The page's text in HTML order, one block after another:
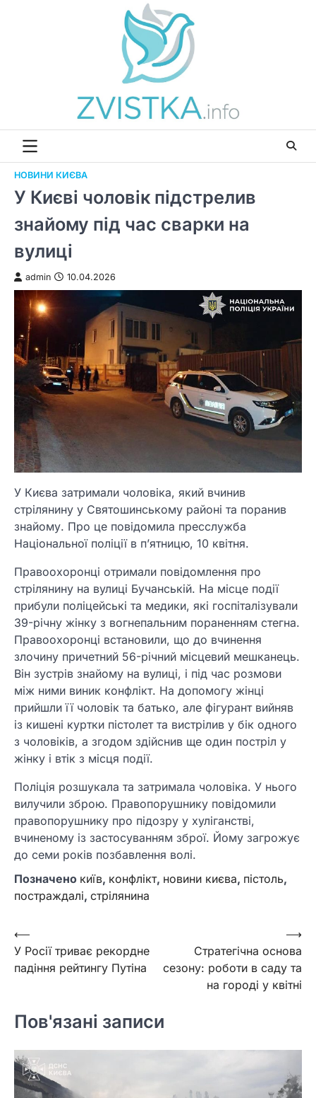
НОВИНИ КИЄВА
У Києві чоловік підстрелив
знайому під час сварки на
вулиці
admin 10.04.2026
У Києва затримали чоловіка, який вчинив
стрілянину у Святошинському районі та поранив
знайому. Про це повідомила пресслужба
Національної поліції в п’ятницю, 10 квітня.
Правоохоронці отримали повідомлення про
стрілянину на вулиці Бучанській. На місце події
прибули поліцейські та медики, які госпіталізували
39-річну жінку з вогнепальним пораненням стегна.
Правоохоронці встановили, що до вчинення
злочину причетний 56-річний місцевий мешканець.
Він зустрів знайому на вулиці, і під час розмови
між ними виник конфлікт. На допомогу жінці
прийшли її чоловік та батько, але фігурант вийняв
із кишені куртки пістолет та вистрілив у бік одного
з чоловіків, а згодом здійснив ще один постріл у
жінку і втік з місця події.
Поліція розшукала та затримала чоловіка. У нього
вилучили зброю. Правопорушнику повідомили
правопорушнику про підозру у хуліганстві,
вчиненому із застосуванням зброї. Йому загрожує
до семи років позбавлення волі.
Позначено київ, конфлікт, новини києва, пістоль,
постраждалі, стрілянина
Навігація
записів
⟵
У Росії триває рекордне
падіння рейтингу Путіна
Стратегічна основа
сезону: роботи в саду та
на городі у квітні
⟶
Пов'язані записи